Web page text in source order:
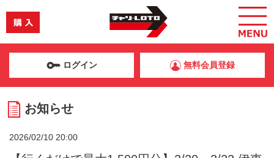
ログイン 無料会員登録
お知らせ
2026/02/10 20:00